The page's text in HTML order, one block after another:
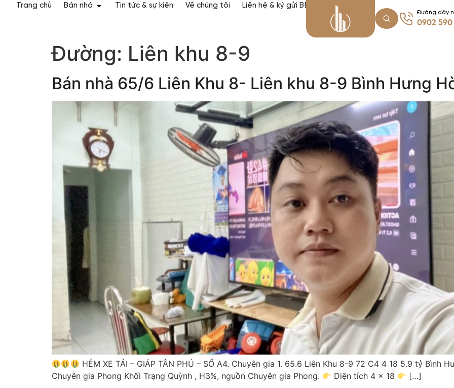
Trang chủ Bán nhà Tin tức & sự kiện Về chúng tôi Liên hệ & ký gửi BĐS
Đường dây
0902 590
Đường: Liên khu 8-9
Bán nhà 65/6 Liên Khu 8- Liên khu 8-9 Bình Hưng
HẺM XE TẢI – GIÁP TÂN PHÚ – SỔ A4. Chuyên gia 1. 65.6 Liên Khu 8-9 72 C4 4 18 5.9 tỷ Bình
Chuyên gia Phong Khối Trạng Quỳnh , H3%, nguồn Chuyên gia Phong.
Diện tích 4 x 18 […]